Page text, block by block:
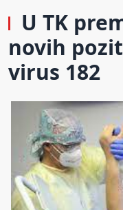
U TK
novih
virus 182